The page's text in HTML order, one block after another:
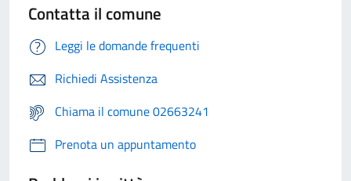
Contatta il comune
Leggi le domande frequenti
Richiedi Assistenza
Chiama il comune 02663241
Prenota un appuntamento